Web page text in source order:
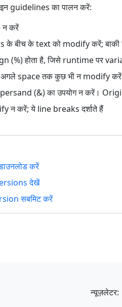
guidelines का पालन करें:
न करें
बीच के text को modify करें; बाकी
(%) होता है, जिसे runtime पर
space तक कुछ भी न modify
(&) का उपयोग न करें।
न करें; ये line breaks दर्शाते हैं
करें
देखें
सबमिट करें
न्यूज़लेटर: